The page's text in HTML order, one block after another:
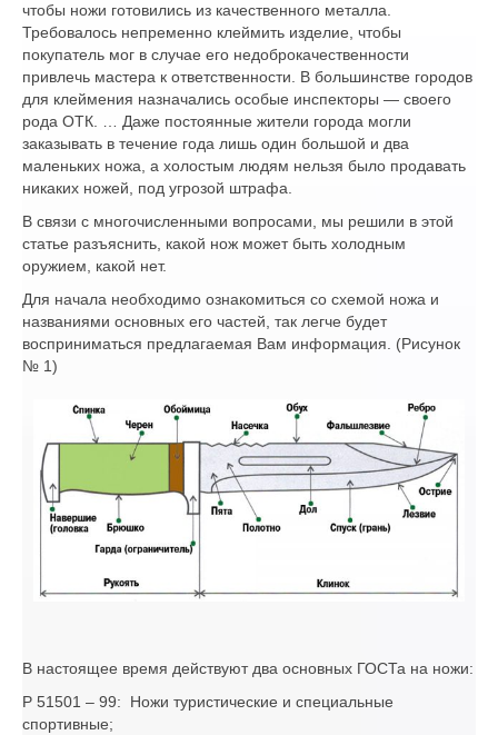
чтобы ножи готовились из качественного металла.
Требовалось непременно клеймить изделие, чтобы
покупатель мог в случае его недоброкачественности
привлечь мастера к ответственности. В большинстве городов
для клеймения назначались особые инспекторы — своего
рода ОТК. … Даже постоянные жители города могли
заказывать в течение года лишь один большой и два
маленьких ножа, а холостым людям нельзя было продавать
никаких ножей, под угрозой штрафа.
В связи с многочисленными вопросами, мы решили в этой
статье разъяснить, какой нож может быть холодным
оружием, какой нет.
Для начала необходимо ознакомиться со схемой ножа и
названиями основных его частей, так легче будет
восприниматься предлагаемая Вам информация. (Рисунок
№ 1)
В настоящее время действуют два основных ГОСТа на ножи:
Р 51501 – 99: Ножи туристические и специальные
спортивные;